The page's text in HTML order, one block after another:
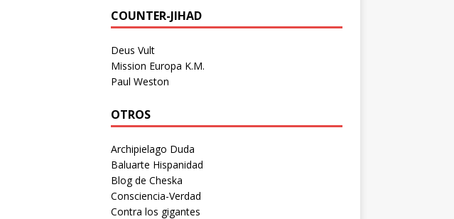
COUNTER-JIHAD
Deus Vult
Mission Europa K.M.
Paul Weston
OTROS
Archipielago Duda
Baluarte Hispanidad
Blog de Cheska
Consciencia-Verdad
Contra los gigantes